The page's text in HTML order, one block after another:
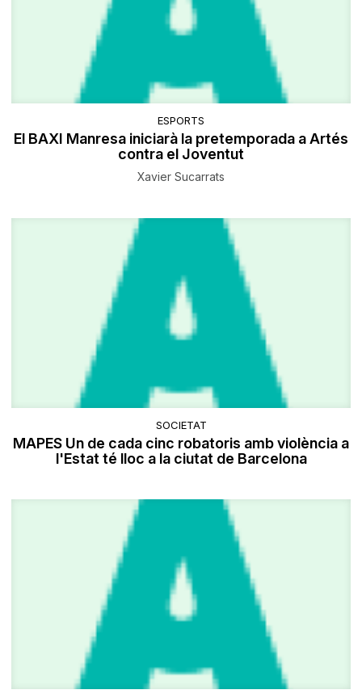
ESPORTS
El BAXI Manresa iniciarà la pretemporada a Artés
contra el Joventut
Xavier Sucarrats
SOCIETAT
MAPES Un de cada cinc robatoris amb violència a
l'Estat té lloc a la ciutat de Barcelona